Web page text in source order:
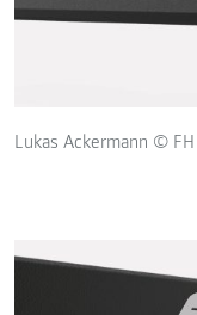
Lukas Ackermann ©